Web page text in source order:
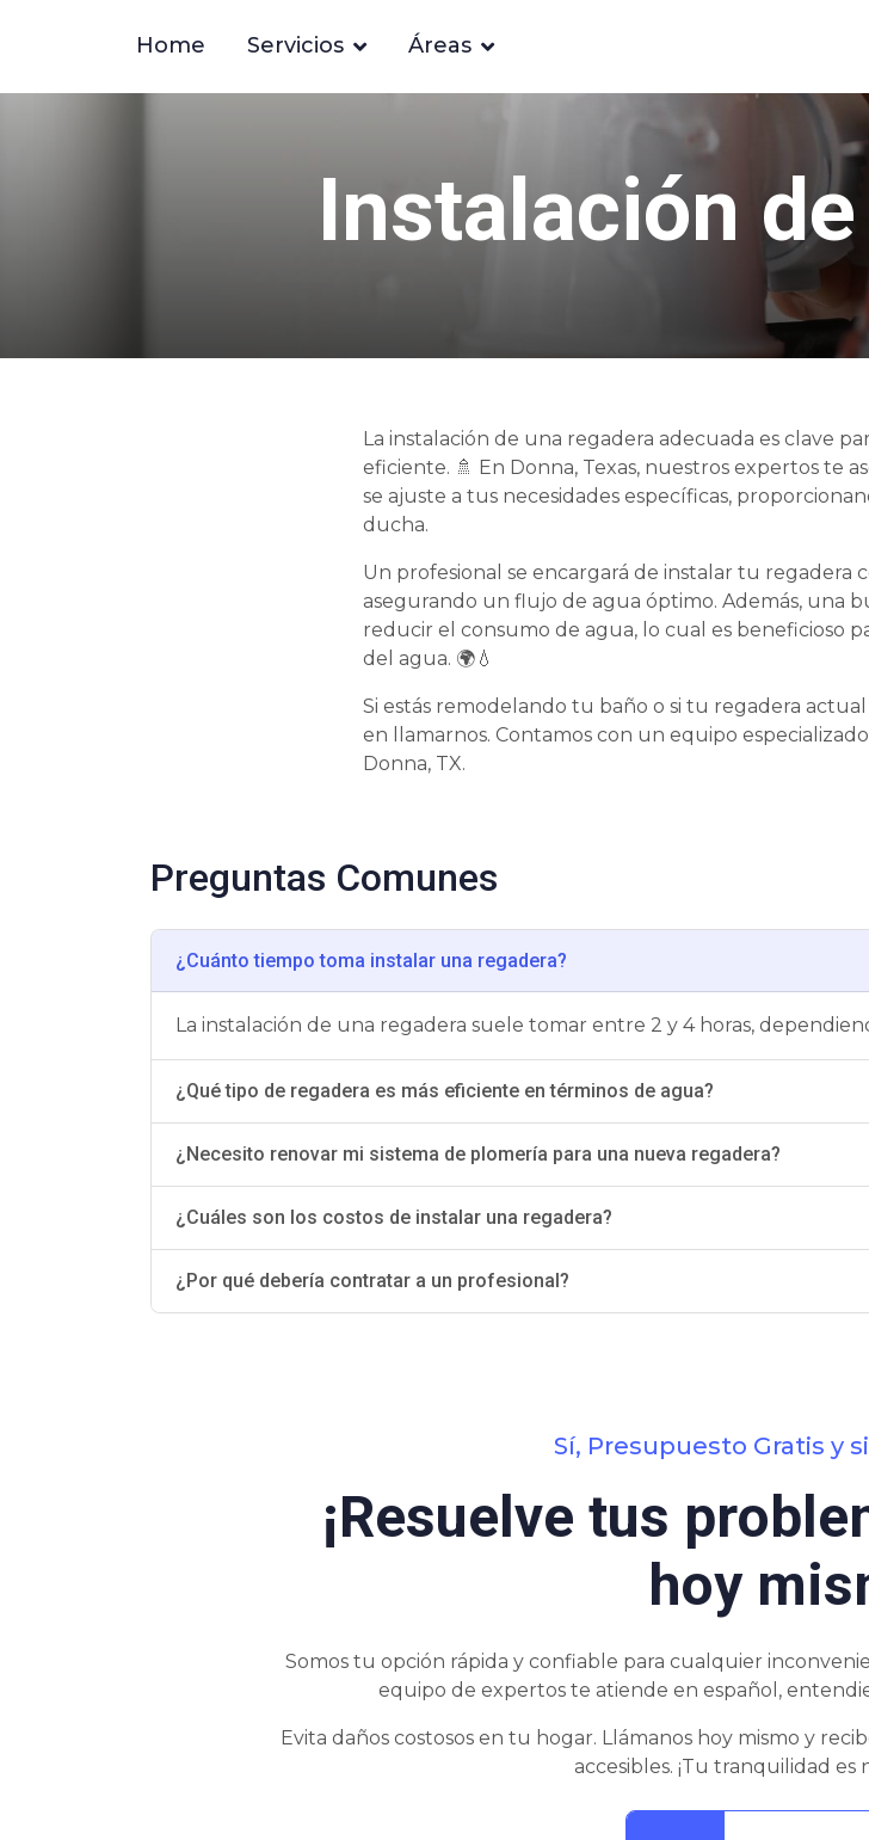
Home Servicios Áreas
Instalación
La instalación de una regadera adecuada es clave
eficiente. 🚿 En Donna, Texas, nuestros expertos te
se ajuste a tus necesidades específicas,
ducha.
Un profesional se encargará de instalar tu regadera
asegurando un flujo de agua óptimo. Además, una
reducir el consumo de agua, lo cual es beneficioso
del agua. 🌍💧
Si estás remodelando tu baño o si tu regadera
en llamarnos. Contamos con un equipo
Donna, TX.
Preguntas Comunes
¿Cuánto tiempo toma instalar una regadera?
La instalación de una regadera suele tomar entre 2 y 4 horas,
¿Qué tipo de regadera es más eficiente en términos de agua?
¿Necesito renovar mi sistema de plomería para una nueva regadera?
¿Cuáles son los costos de instalar una regadera?
¿Por qué debería contratar a un profesional?
Sí, Presupuesto Gratis y
¡Resuelve tus
hoy
Somos tu opción rápida y confiable para cualquier
equipo de expertos te atiende en español,
Evita daños costosos en tu hogar. Llámanos hoy mismo y
accesibles. ¡Tu tranquilidad es